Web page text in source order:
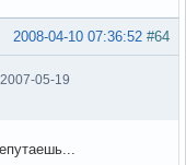
#64
2008-04-10 07:36:52
05-19